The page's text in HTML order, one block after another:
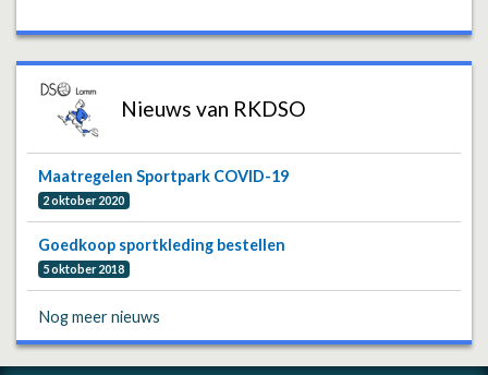
Nieuws van RKDSO
Maatregelen Sportpark COVID-19
2 oktober 2020
Goedkoop sportkleding bestellen
5 oktober 2018
Nog meer nieuws